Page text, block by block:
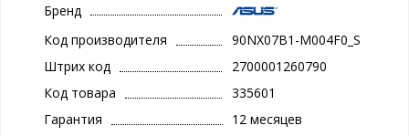
Бренд
Код производителя
90NX07B1-M004F0_S
Штрих код
2700001260790
Код товара
335601
Гарантия
12 месяцев